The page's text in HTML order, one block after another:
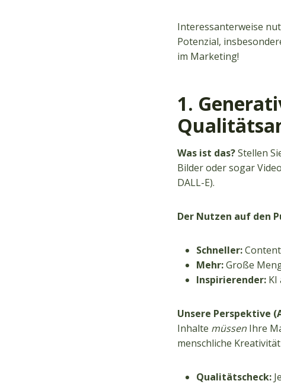
Interessanterweise
Potenzial,
im Marketing!
1.
Was ist das?Stellen
Bilder oder sogar
DALL-E).
Der Nutzen auf den
Schneller:
Mehr:Große
Inspirierender: KI
Unsere Perspektive
Inhalte müssen Ihre
menschliche
Qualitätscheck: